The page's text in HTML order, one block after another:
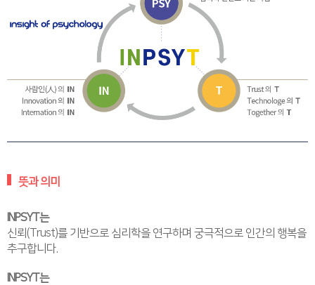
뜻과 의미
INPSYT는
신뢰(Trust)를 기반으로 심리학을 연구하며 궁극적으로 인간의 행복을
추구합니다.
INPSYT는